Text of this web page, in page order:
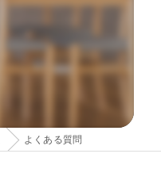
よくある質問